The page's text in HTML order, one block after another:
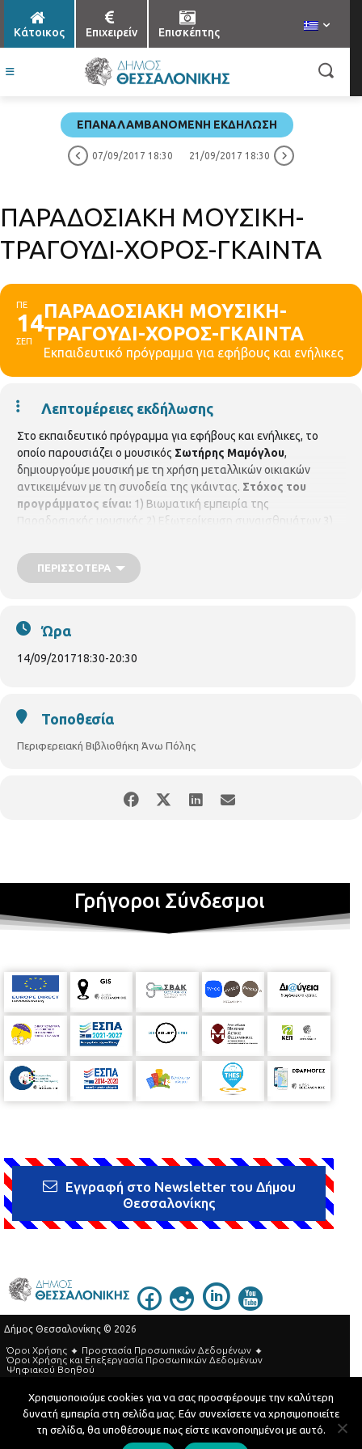
Κάτοικος Επιχειρείν Επισκέπτης
ΕΠΑΝΑΛΑΜΒΑΝΌΜΕΝΗ ΕΚΔΉΛΩΣΗ
07/09/2017 18:30 21/09/2017 18:30
ΠΑΡΑΔΟΣΙΑΚΗ ΜΟΥΣΙΚΗ-
ΤΡΑΓΟΥΔΙ-ΧΟΡΟΣ-ΓΚΑΙΝΤΑ
ΠΕ
14
ΣΕΠ
ΠΑΡΑΔΟΣΙΑΚΗ ΜΟΥΣΙΚΗ-
ΤΡΑΓΟΥΔΙ-ΧΟΡΟΣ-ΓΚΑΙΝΤΑ
Εκπαιδευτικό πρόγραμμα για εφήβους και ενήλικες
Λεπτομέρειες εκδήλωσης
Στο εκπαιδευτικό πρόγραμμα για εφήβους και ενήλικες, το
οποίο παρουσιάζει ο μουσικός Σωτήρης Μαμόγλου,
δημιουργούμε μουσική με τη χρήση μεταλλικών οικιακών
αντικειμένων με τη συνοδεία της γκάιντας. Στόχος του
προγράμματος είναι: 1) Βιωματική εμπειρία της
Παραδοσιακής μουσικής 2) Εξωτερίκευση συναισθημάτων 3)
του λόγουΠροαπαιτούμενα:
έχουν μεταλλικά αντικείμενα όπως κατσαρολάκια, μπρίκια
πρόγραμμα είναι δωρεάν αλλά απαιτείται προεγγραφή στις
Βιβλιοθήκες μόνο με τη φυσική παρουσία.
Πόληςκάθε Πέμπτη 7/9, 14/9 και 21/9/2017 ώρα 6:30-8:30
ΠΕΡΙΣΣΌΤΕΡΑ
Ώρα
14/09/201718:30-20:30
Τοποθεσία
Περιφερειακή Βιβλιοθήκη Άνω Πόλης
Γρήγοροι Σύνδεσμοι
Εγγραφή στο Newsletter του Δήμου
Θεσσαλονίκης
Δήμος Θεσσαλονίκης © 2026
Όροι Χρήσης
Προστασία Προσωπικών Δεδομένων
Όροι Xρήσης και Eπεξεργασία Προσωπικών Δεδομένων
Ψηφιακού Βοηθού
Τηλεφωνικός Κατάλογος
Developed by MyCompany Projects
Χρησιμοποιούμε cookies για να σας προσφέρουμε την καλύτερη
δυνατή εμπειρία στη σελίδα μας. Εάν συνεχίσετε να χρησιμοποιείτε
τη σελίδα, θα υποθέσουμε πως είστε ικανοποιημένοι με αυτό.